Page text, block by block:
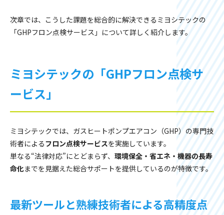
次章では、こうした課題を総合的に解決できるミヨシテックの
「GHPフロン点検サービス」について詳しく紹介します。
ミヨシテックの「GHPフロン点検サ
ービス」
ミヨシテックでは、ガスヒートポンプエアコン（GHP）の専門技
術者によるフロン点検サービスを実施しています。
単なる“法律対応”にとどまらず、 環境保全・省エネ・機器の長寿
命化までを見据えた総合サポートを提供しているのが特徴です。
最新ツールと熟練技術者による高精度点